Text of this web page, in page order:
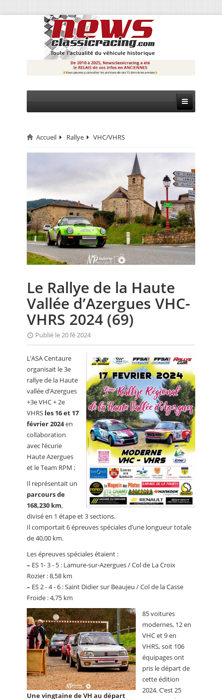
CIRCUIT
EVÈNEMENTS
CALENDRIER
FOCUS
ANNUAIRES
PETITES ANNONCES
Accueil Rallye VHC/VHRS
Le Rallye de la Haute
Vallée d’Azergues VHC-
VHRS 2024 (69)
Publié le 20 fé 2024
L’ASA Centaure
organisait le 3e
rallye de la Haute
vallée d’Azergues
+3e VHC + 2e
VHRS les 16 et 17
février 2024en
collaboration
avec l’écurie
Haute Azergues
et le Team RPM ;
Il représentait un
parcours de
168,230 km,
divisé en 1 étape et 3 sections.
Il comportait 6 épreuves spéciales d’une longueur totale
de 40,00 km.
Les épreuves spéciales étaient :
– ES 1- 3 - 5 : Lamure-sur-Azergues / Col de La Croix
Rozier : 8,58 km
– ES 2 - 4 - 6 : Saint Didier sur Beaujeu / Col de la Casse
Froide : 4,75 km
Une vingtaine de VH au départ
85 voitures
modernes, 12 en
VHC et 9 en
VHRS, soit 106
équipages ont
pris le départ de
cette édition
2024. C’est 25